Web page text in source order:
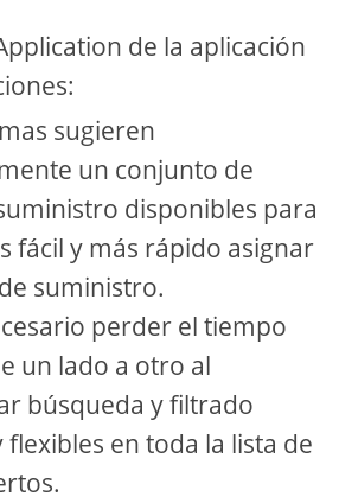
de la aplicación
sugieren
un conjunto de
disponibles para
fácil y más rápido asignar
suministro.
perder el tiempo
un lado a otro al
búsqueda y filtrado
flexibles en toda la lista de